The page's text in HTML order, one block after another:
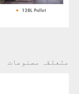
متعلقہ مصنوعات